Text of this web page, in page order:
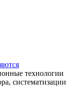
технологии
систематизации